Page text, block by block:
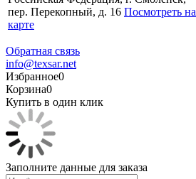
пер. Перекопный, д. 16 Посмотреть на
карте
Обратная связь
info@texsar.net
Избранное0
Корзина0
Купить в один клик
Заполните данные для заказа